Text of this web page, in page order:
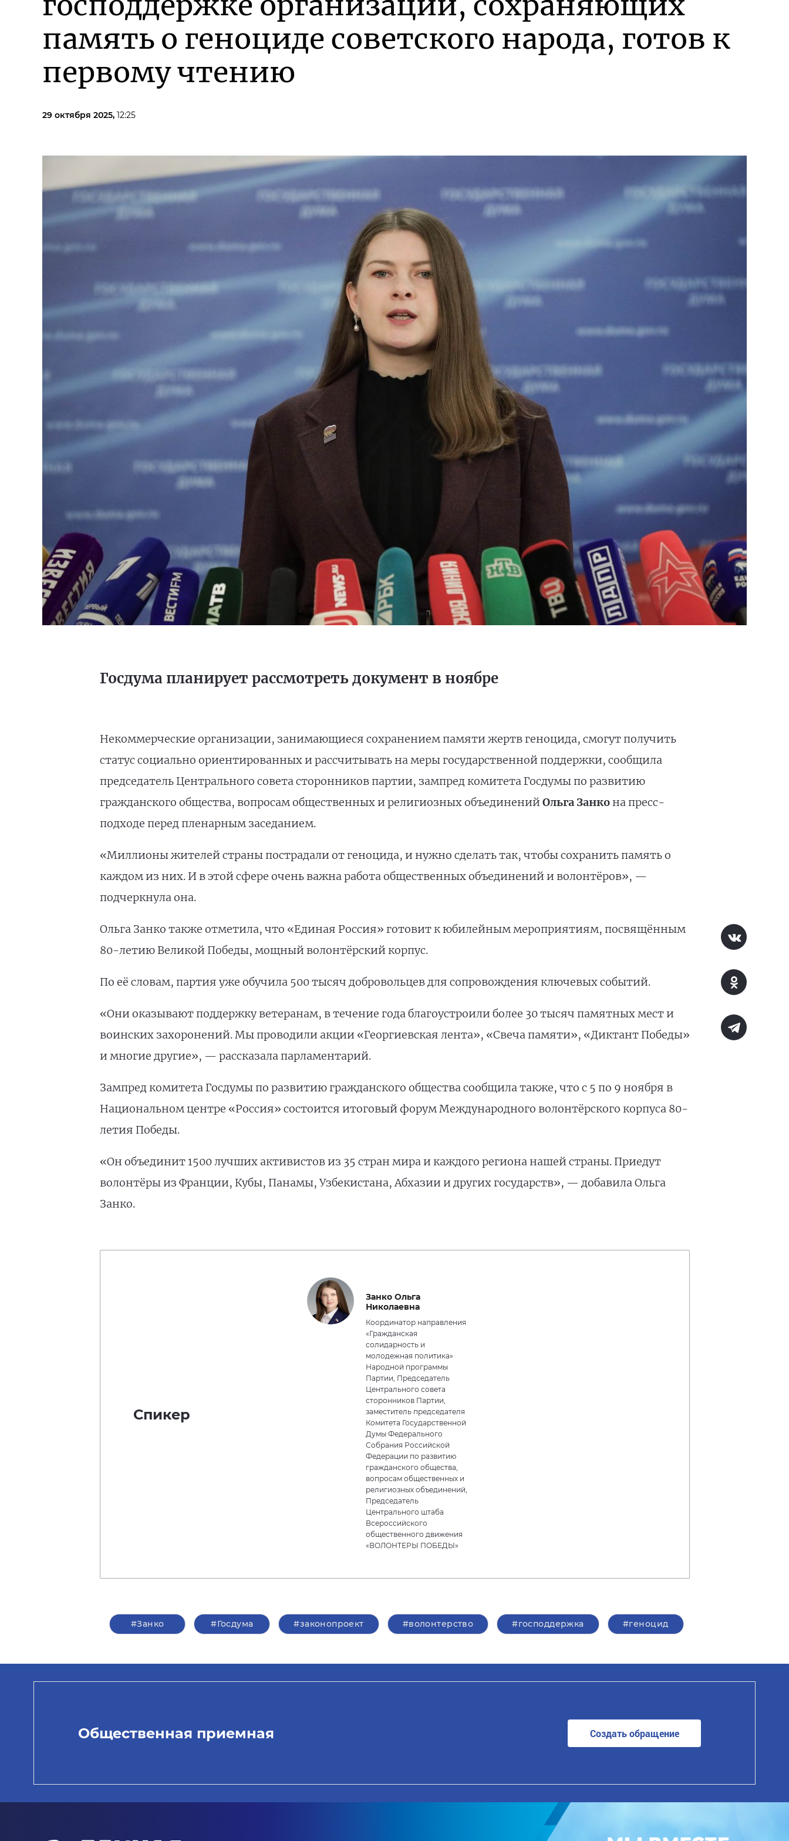
память о геноциде советского народа, готов к
первому чтению
29 октября 2025, 12:25
Госдума планирует рассмотреть документ в ноябре
Некоммерческие организации, занимающиеся сохранением памяти жертв геноцида, смогут получить
статус социально ориентированных и рассчитывать на меры государственной поддержки, сообщила
председатель Центрального совета сторонников партии, зампред комитета Госдумы по развитию
гражданского общества, вопросам общественных и религиозных объединений Ольга Занкона пресс-
подходе перед пленарным заседанием.
«Миллионы жителей страны пострадали от геноцида, и нужно сделать так, чтобы сохранить память о
каждом из них. И в этой сфере очень важна работа общественных объединений и волонтёров», —
подчеркнула она.
Ольга Занко также отметила, что «Единая Россия» готовит к юбилейным мероприятиям, посвящённым
80-летию Великой Победы, мощный волонтёрский корпус.
По её словам, партия уже обучила 500 тысяч добровольцев для сопровождения ключевых событий.
«Они оказывают поддержку ветеранам, в течение года благоустроили более 30 тысяч памятных мест и
воинских захоронений. Мы проводили акции «Георгиевская лента», «Свеча памяти», «Диктант Победы»
и многие другие», — рассказала парламентарий.
Зампред комитета Госдумы по развитию гражданского общества сообщила также, что с 5 по 9 ноября в
Национальном центре «Россия» состоится итоговый форум Международного волонтёрского корпуса 80-
летия Победы.
«Он объединит 1500 лучших активистов из 35 стран мира и каждого региона нашей страны. Приедут
волонтёры из Франции, Кубы, Панамы, Узбекистана, Абхазии и других государств», — добавила Ольга
Занко.
Спикер
Занко Ольга
Николаевна
Координатор направления
«Гражданская
солидарность и
молодежная политика»
Народной программы
Партии, Председатель
Центрального совета
сторонников Партии,
заместитель председателя
Комитета Государственной
Думы Федерального
Собрания Российской
Федерации по развитию
гражданского общества,
вопросам общественных и
религиозных объединений,
Председатель
Центрального штаба
Всероссийского
общественного движения
«ВОЛОНТЕРЫ ПОБЕДЫ»
#Занко #Госдума #законопроект #волонтерство #господдержка #геноцид
Общественная приемная Создать обращение